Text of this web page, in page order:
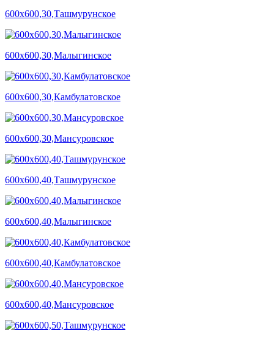
600х600,30,Ташмурунское
600х600,30,Малыгинское
600х600,30,Камбулатовское
600х600,30,Мансуровское
600х600,40,Ташмурунское
600х600,40,Малыгинское
600х600,40,Камбулатовское
600х600,40,Мансуровское